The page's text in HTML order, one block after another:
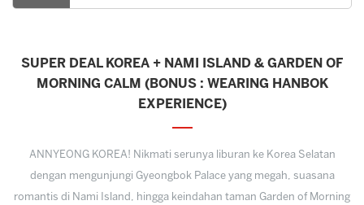
SUPER DEAL KOREA + NAMI ISLAND & GARDEN OF
MORNING CALM (BONUS : WEARING HANBOK
EXPERIENCE)
ANNYEONG KOREA! Nikmati serunya liburan ke Korea Selatan
dengan mengunjungi Gyeongbok Palace yang megah, suasana
romantis di Nami Island, hingga keindahan taman Garden of Morning